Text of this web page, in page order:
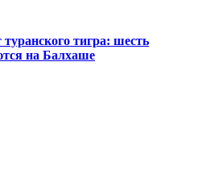
тигра: шесть
на Балхаше